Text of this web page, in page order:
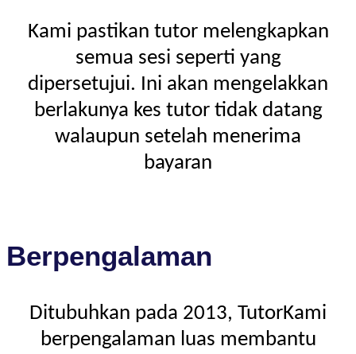
Kami pastikan tutor melengkapkan
semua sesi seperti yang
dipersetujui. Ini akan mengelakkan
berlakunya kes tutor tidak datang
walaupun setelah menerima
bayaran
Berpengalaman
Ditubuhkan pada 2013, TutorKami
berpengalaman luas membantu